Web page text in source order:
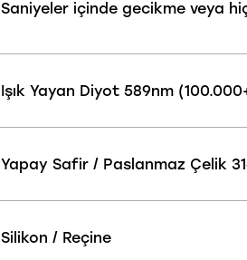
Saniyeler içinde gecikme veya
Işık Yayan Diyot 589nm
Yapay Safir / Paslanmaz Çelik
Silikon / Reçine